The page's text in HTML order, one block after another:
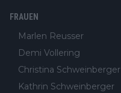
FRAUEN
Marlen Reusser
Demi Vollering
Christina Schweinberger
Kathrin Schweinberger